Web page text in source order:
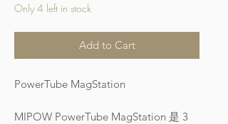
Only 4 left in stock
Add to Cart
PowerTube MagStation
MIPOW PowerTube MagStation 是 3